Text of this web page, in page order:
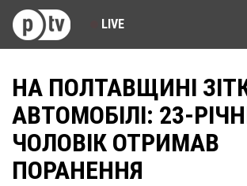
LIVE
НА ПОЛТАВЩИНІ
АВТОМОБІЛІ: 23-
ЧОЛОВІК ОТРИМАВ
ПОРАНЕННЯ